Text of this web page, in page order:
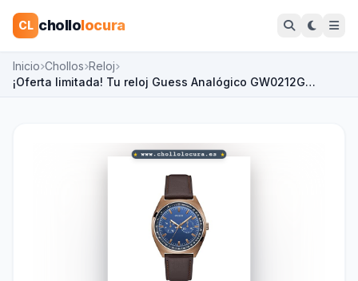
CL chollolocura
Inicio Chollos Reloj
¡Oferta limitada! Tu reloj Guess Analógico GW0212G…